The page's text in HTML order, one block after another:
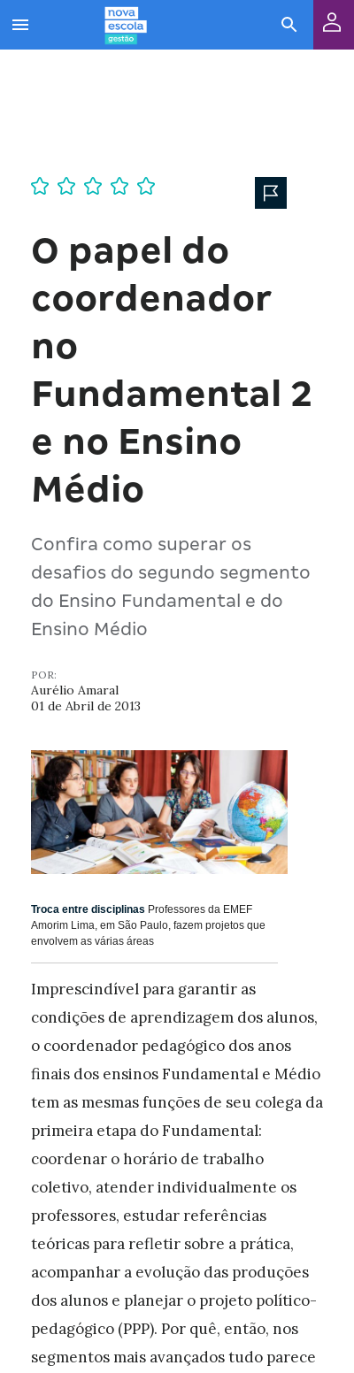
O papel do
coordenador
no
Fundamental 2
e no Ensino
Médio
Confira como superar os
desafios do segundo segmento
do Ensino Fundamental e do
Ensino Médio
POR:
Aurélio Amaral
01 de Abril de 2013
Troca entre disciplinas Professores da EMEF
Amorim Lima, em São Paulo, fazem projetos que
envolvem as várias áreas
Imprescindível para garantir as
condições de aprendizagem dos alunos,
o coordenador pedagógico dos anos
finais dos ensinos Fundamental e Médio
tem as mesmas funções de seu colega da
primeira etapa do Fundamental:
coordenar o horário de trabalho
coletivo, atender individualmente os
professores, estudar referências
teóricas para refletir sobre a prática,
acompanhar a evolução das produções
dos alunos e planejar o projeto político-
pedagógico (PPP). Por quê, então, nos
segmentos mais avançados tudo parece